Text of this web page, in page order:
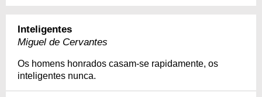
Inteligentes
Miguel de Cervantes
Os homens honrados casam-se rapidamente, os
inteligentes nunca.